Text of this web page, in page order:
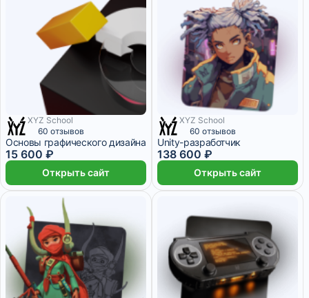
2 месяца
XYZ School
60 отзывов
Основы графического дизайна
15 600 ₽
Открыть сайт
10 месяцев
XYZ School
60 отзывов
Unity-разработчик
138 600 ₽
Открыть сайт